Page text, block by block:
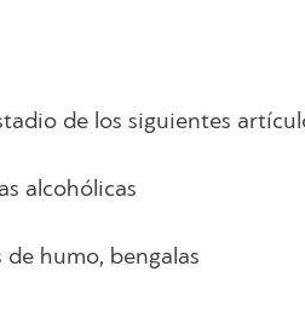
de los siguientes
alcohólicas
humo, bengalas